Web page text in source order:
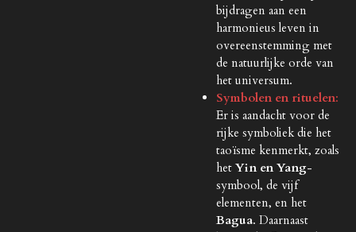
bijdragen aan een
harmonieus leven in
overeenstemming met
de natuurlijke orde van
het universum.
Symbolen en rituelen:
Er is aandacht voor de
rijke symboliek die het
taoïsme kenmerkt, zoals
het Yin en Yang-
symbool, de vijf
elementen, en het
Bagua. Daarnaast